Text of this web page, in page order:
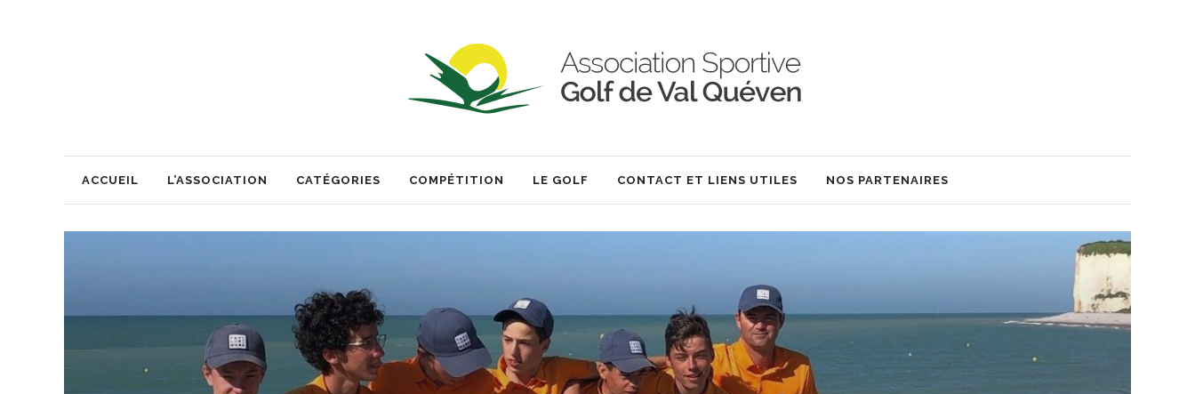
ACCUEIL L’ASSOCIATION CATÉGORIES COMPÉTITION LE GOLF CONTACT ET LIENS UTILES NOS PARTENAIRES